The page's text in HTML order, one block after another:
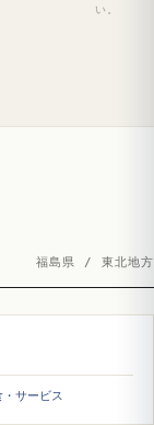
い。
福島県 / 東北地方
サービス